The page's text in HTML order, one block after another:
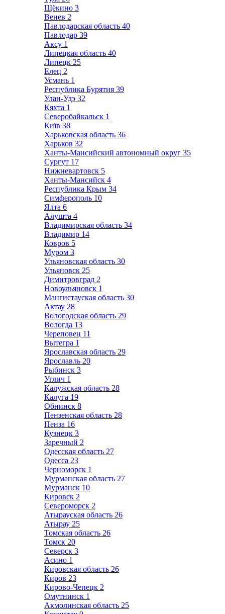
Щёкино 3
Венев 2
Павлодарская область 40
Павлодар 39
Аксу 1
Липецкая область 40
Липецк 25
Елец 2
Усмань 1
Республика Бурятия 39
Улан-Удэ 32
Кяхта 1
Северобайкальск 1
Київ 38
Харьковская область 36
Харьков 32
Ханты-Мансийский автономный округ 35
Сургут 17
Нижневартовск 5
Ханты-Мансийск 4
Республика Крым 34
Симферополь 10
Ялта 6
Алушта 4
Владимирская область 34
Владимир 14
Ковров 5
Муром 3
Ульяновская область 30
Ульяновск 25
Димитровград 2
Новоульяновск 1
Мангистауская область 30
Актау 28
Вологодская область 29
Вологда 13
Череповец 11
Вытегра 1
Ярославская область 29
Ярославль 20
Рыбинск 3
Углич 1
Калужская область 28
Калуга 19
Обнинск 8
Пензенская область 28
Пенза 16
Кузнецк 3
Заречный 2
Одесская область 27
Одесса 23
Черноморск 1
Мурманская область 27
Мурманск 10
Кировск 2
Североморск 2
Атырауская область 26
Атырау 25
Томская область 26
Томск 20
Северск 3
Асино 1
Кировская область 26
Киров 23
Кирово-Чепецк 2
Омутнинск 1
Акмолинская область 25